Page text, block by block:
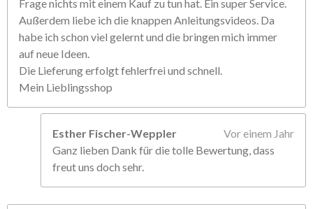
Frage nichts mit einem Kauf zu tun hat. Ein super Service.
Außerdem liebe ich die knappen Anleitungsvideos. Da
habe ich schon viel gelernt und die bringen mich immer
auf neue Ideen.
Die Lieferung erfolgt fehlerfrei und schnell.
Mein Lieblingsshop
Esther Fischer-Weppler
Vor einem Jahr
Ganz lieben Dank für die tolle Bewertung, dass
freut uns doch sehr.